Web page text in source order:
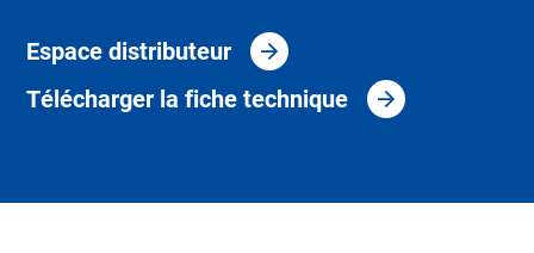
Espace distributeur
Télécharger la fiche technique